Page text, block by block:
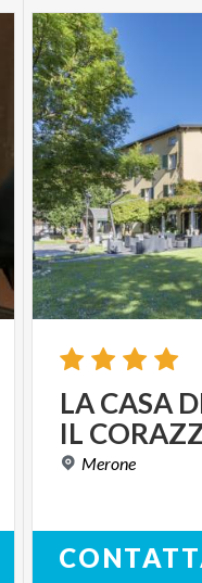
LACASA
IL
Merone